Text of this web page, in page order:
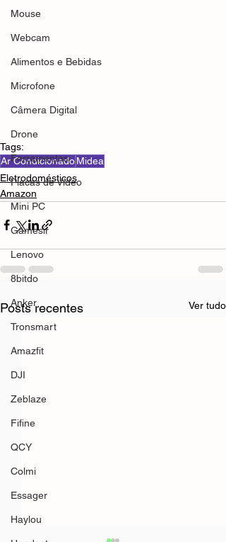
Mouse
Webcam
Alimentos e Bebidas
Microfone
Câmera Digital
Drone
Ferramentas
Placas de Vídeo
Mini PC
Gamesir
Lenovo
8bitdo
Anker
Tronsmart
Amazfit
DJI
Zeblaze
Fifine
QCY
Colmi
Essager
Haylou
Tags:
Ar CondicionadoMidea
Eletrodomésticos
Amazon
Posts recentes Ver tudo